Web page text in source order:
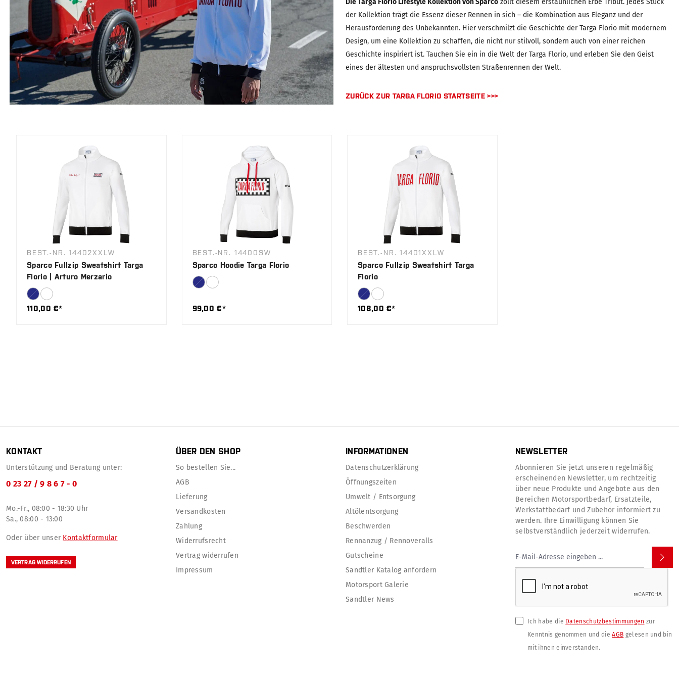
Die Targa Florio Lifestyle Kollektion von Sparco zollt diesem erstaunlichen Erbe Tribut. Jedes Stück
der Kollektion trägt die Essenz dieser Rennen in sich – die Kombination aus Eleganz und der
Herausforderung des Unbekannten. Hier verschmilzt die Geschichte der Targa Florio mit modernem
Design, um eine Kollektion zu schaffen, die nicht nur stilvoll, sondern auch von einer reichen
Geschichte inspiriert ist. Tauchen Sie ein in die Welt der Targa Florio, und erleben Sie den Geist
eines der ältesten und anspruchsvollsten Straßenrennen der Welt.
ZURÜCK ZUR TARGA FLORIO STARTSEITE >>>
BEST.-NR. 14402XXLW
Sparco Fullzip Sweatshirt Targa
Florio | Arturo Merzario
110,00 €*
BEST.-NR. 14400SW
Sparco Hoodie Targa Florio
99,00 €*
BEST.-NR. 14401XXLW
Sparco Fullzip Sweatshirt Targa
Florio
108,00 €*
KONTAKT
Unterstützung und Beratung unter:
0 23 27 / 9 8 6 7 - 0
Mo.-Fr., 08:00 - 18:30 Uhr
Sa., 08:00 - 13:00
Oder über unser Kontaktformular
VERTRAG WIDERRUFEN
ÜBER DEN SHOP
So bestellen Sie...
AGB
Lieferung
Versandkosten
Zahlung
Widerrufsrecht
Vertrag widerrufen
Impressum
INFORMATIONEN
Datenschutzerklärung
Öffnungszeiten
Umwelt / Entsorgung
Altölentsorgung
Beschwerden
Rennanzug / Rennoveralls
Gutscheine
Sandtler Katalog anfordern
Motorsport Galerie
Sandtler News
NEWSLETTER
Abonnieren Sie jetzt unseren regelmäßig
erscheinenden Newsletter, um rechtzeitig
über neue Produkte und Angebote aus den
Bereichen Motorsportbedarf, Ersatzteile,
Werkstattbedarf und Zubehör informiert zu
werden. Ihre Einwilligung können Sie
selbstverständlich jederzeit widerrufen.
Ich habe die Datenschutzbestimmungen zur
Kenntnis genommen und dieAGB gelesen und bin
mit ihnen einverstanden.